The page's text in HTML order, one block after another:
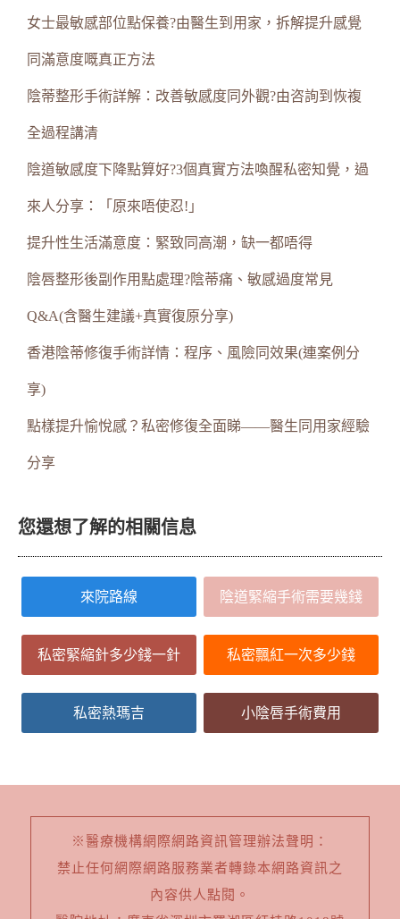
女士最敏感部位點保養?由醫生到用家，拆解提升感覺
同滿意度嘅真正方法
陰蒂整形手術詳解：改善敏感度同外觀?由咨詢到恢複
全過程講清
陰道敏感度下降點算好?3個真實方法喚醒私密知覺，過
來人分享：「原來唔使忍!」
提升性生活滿意度：緊致同高潮，缺一都唔得
陰唇整形後副作用點處理?陰蒂痛、敏感過度常見
Q&A(含醫生建議+真實復原分享)
香港陰蒂修復手術詳情：程序、風險同效果(連案例分
享)
點樣提升愉悅感？私密修復全面睇——醫生同用家經驗
分享
您還想了解的相關信息
來院路線 陰道緊縮手術需要幾錢
私密緊縮針多少錢一針 私密飄紅一次多少錢
私密熱瑪吉 小陰唇手術費用
※醫療機構網際網路資訊管理辦法聲明：
禁止任何網際網路服務業者轉錄本網路資訊之
內容供人點閱。